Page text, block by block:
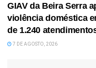
GIAV da Beira Serra
violência doméstica
de 1.240
7 DE AGOSTO, 2026